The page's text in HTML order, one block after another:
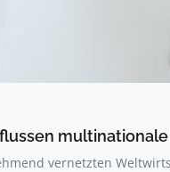
vernetzten